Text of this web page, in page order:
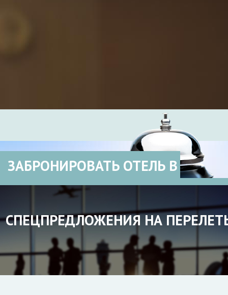
ЗАБРОНИРОВАТЬ ОТЕЛЬ В
СПЕЦПРЕДЛОЖЕНИЯ НА